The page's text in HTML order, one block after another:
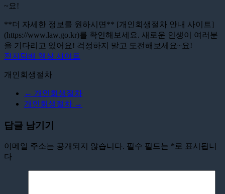
~요!
**더 자세한 정보를 원하시면** [개인회생절차 안내 사이트]
(https://www.law.go.kr)를 확인해보세요. 새로운 인생이 여러분
을 기다리고 있어요! 걱정하지 말고 도전해보세요~요!
전자담배 액상 사이트
개인회생절차
← 개인회생절차
개인회생절차 →
답글 남기기
이메일 주소는 공개되지 않습니다. 필수 필드는 * 로 표시됩니
다